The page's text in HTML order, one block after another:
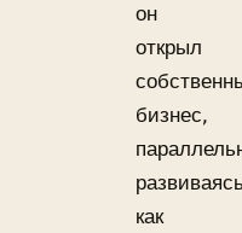
он
открыл
бизнес,
как